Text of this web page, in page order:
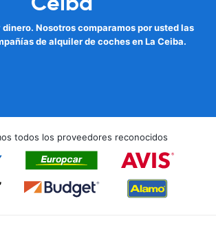
Nosotros comparamos por usted las
de alquiler de coches en La Ceiba.
todos los proveedores reconocidos